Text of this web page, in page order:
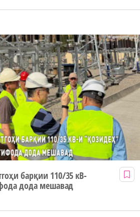
барқии 110/35 кВ-
дода мешавад